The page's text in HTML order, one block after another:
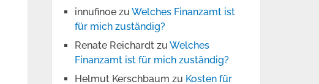
innufinoe zuWelches Finanzamt ist
für mich zuständig?
Renate Reichardt zuWelches
Finanzamt ist für mich zuständig?
Helmut Kerschbaum zu Kosten für